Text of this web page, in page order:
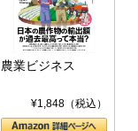
農業ビジネス
¥1,848（税込）